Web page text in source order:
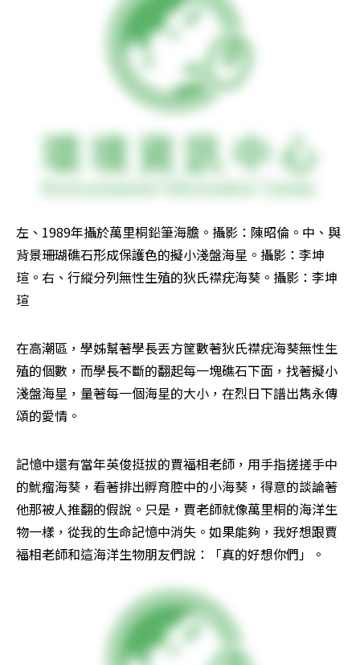
左、1989年攝於萬里桐鉛筆海膽。攝影：陳昭倫。中、與
背景珊瑚礁石形成保護色的擬小淺盤海星。攝影：李坤
瑄。右、行縱分列無性生殖的狄氏襟疣海葵。攝影：李坤
瑄
在高潮區，學姊幫著學長丟方筐數著狄氏襟疣海葵無性生
殖的個數，而學長不斷的翻起每一塊礁石下面，找著擬小
淺盤海星，量著每一個海星的大小，在烈日下譜出雋永傳
頌的愛情。
記憶中還有當年英俊挺拔的賈福相老師，用手指搓搓手中
的魷瘤海葵，看著排出孵育腔中的小海葵，得意的談論著
他那被人推翻的假說。只是，賈老師就像萬里桐的海洋生
物一樣，從我的生命記憶中消失。如果能夠，我好想跟賈
福相老師和這海洋生物朋友們說：「真的好想你們」。